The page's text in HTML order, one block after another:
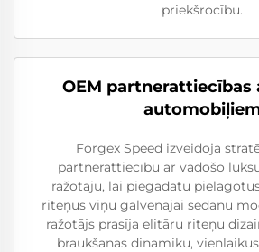
priekšrocību.
OEM partnerattiecības
Forgex Speed izveidoja
partnerattiecību ar vadošo
ražotāju, lai piegādātu
riteņus viņu galvenajai sedanu
ražotājs prasīja elitāru riteņu
braukšanas dinamiku,